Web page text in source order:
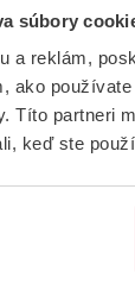
súbory
a reklám,
ako
Títo partneri
keď ste